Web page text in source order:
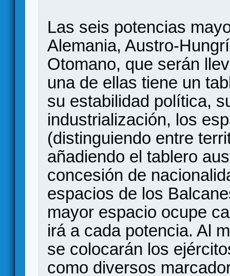
Las seis potencias
Alemania, Austro-
Otomano, que serán
una de ellas tiene un
su estabilidad política,
industrialización, los
(distinguiendo entre
añadiendo el tablero
concesión de
espacios de los
mayor espacio ocupe
irá a cada potencia. Al
se colocarán los
como diversos